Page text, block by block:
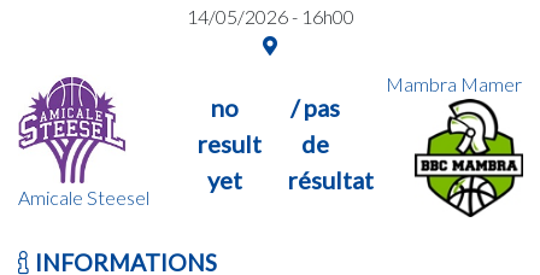
14/05/2026 - 16h00
Amicale Steesel
no
result
yet
/ pas
de
résultat
Mambra Mamer
INFORMATIONS